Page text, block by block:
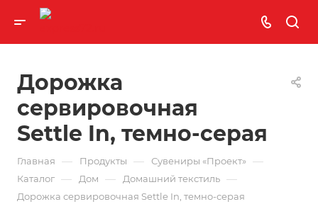
Дорожка
сервировочная
Settle In, темно-серая
Главная — Продукты — Сувениры «Проект» —
Каталог — Дом — Домашний текстиль —
Дорожка сервировочная Settle In, темно-серая